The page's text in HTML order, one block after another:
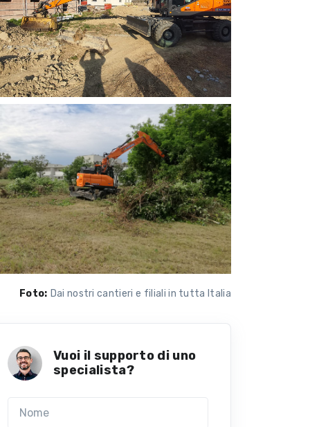
Foto: Dai nostri cantieri e filiali in tutta Italia
Vuoi il supporto di uno
specialista?